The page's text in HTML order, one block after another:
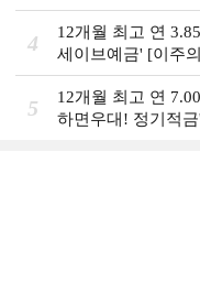
그룹의 꿈①]
4
12개월 최고 연
세이브예금' [이주
5
12개월 최고 연
하면우대! 정기적